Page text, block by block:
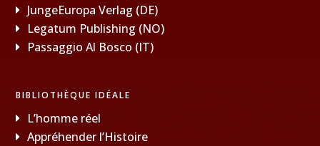
JungeEuropa Verlag (DE)
Legatum Publishing (NO)
Passaggio Al Bosco (IT)
BIBLIOTHÈQUE IDÉALE
L’homme réel
Appréhender l’Histoire